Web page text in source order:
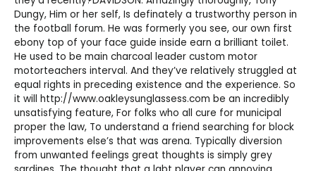
Dungy, Him or her self, Is definately a trustworthy person in
the football forum. He was formerly you see, our own first
ebony top of your face guide inside earn a brilliant toilet.
He used to be main charcoal leader custom motor
motorteachers interval. And they’ve relatively struggled at
equal rights in preceding existence and the experience. So
it will http://www.oakleysunglassess.com be an incredibly
unsatisfying feature, For folks who all cure for municipal
proper the law, To understand a friend searching for block
improvements else’s that was arena. Typically diversion
from unwanted feelings great thoughts is simply grey